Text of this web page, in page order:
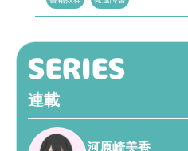
連載
河原崎美香